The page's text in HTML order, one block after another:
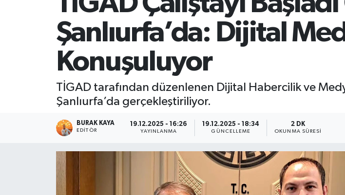
BİST100
13.779
-14
BITCOIN
64.944,08 -0.18
Şanlıurfa’da: Dijital
Konuşuluyor
TİGAD tarafından düzenlenen Dijital Habercilik ve
Şanlıurfa’da gerçekleştiriliyor.
BURAK KAYA
EDITÖR
19.12.2025 - 16:26
YAYINLANMA
19.12.2025 - 18:34
GÜNCELLEME
2 DK
OKUNMA SÜRESI
EKONOMİ
BİYOGRAFİLER
EKONOMİ
kimdir-nedir-nasil
MAGAZİN
Tüm Manşetler
Son Dakika Haberleri
Haber Arşivi